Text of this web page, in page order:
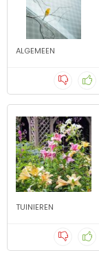
ALGEMEEN
TUINIEREN